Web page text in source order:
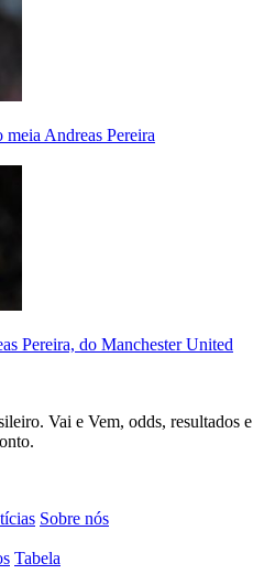
meia Andreas Pereira
Pereira, do Manchester United
Vai e Vem, odds, resultados e
Sobre nós
Tabela